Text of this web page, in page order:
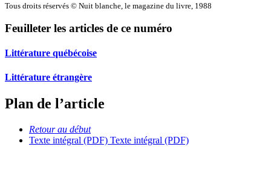
Tous droits réservés © Nuit blanche, le magazine du livre, 1988
Feuilleter les articles de ce numéro
Littérature québécoise
Littérature étrangère
Plan de l’article
Retour au début
Texte intégral (PDF) Texte intégral (PDF)